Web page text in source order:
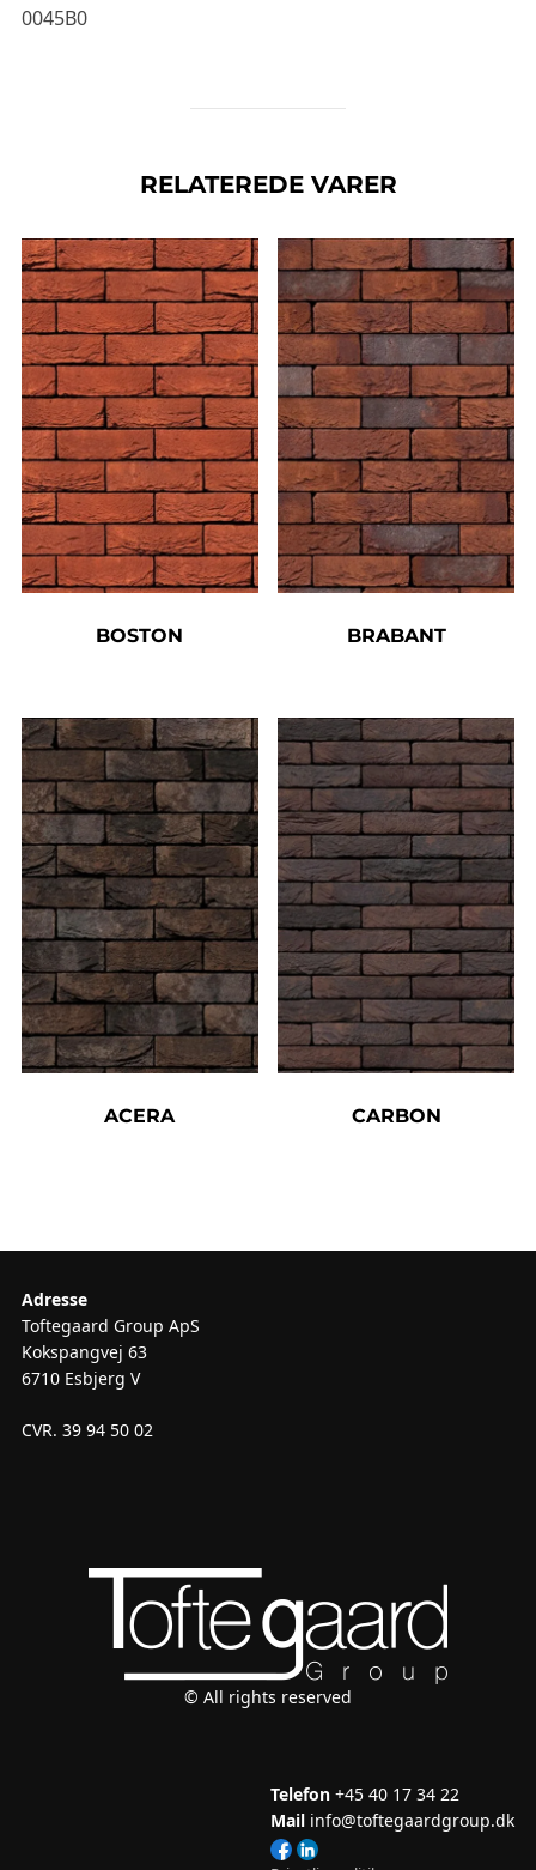
0045B0
RELATEREDE VARER
BOSTON BRABANT
ACERA CARBON
Adresse
Toftegaard Group ApS
Kokspangvej 63
6710 Esbjerg V
CVR. 39 94 50 02
© All rights reserved
Telefon +45 40 17 34 22
Mail info@toftegaardgroup.dk